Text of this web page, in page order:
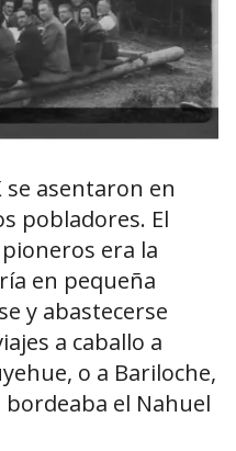
se asentaron en
pobladores. El
era la
en pequeña
y abastecerse
a caballo a
o a Bariloche,
el Nahuel